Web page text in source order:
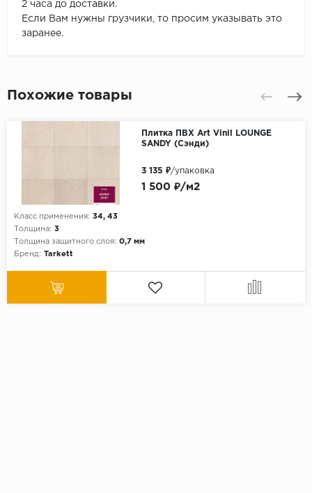
2 часа до доставки.
Если Вам нужны грузчики, то просим указывать это
заранее.
Похожие товары
Плитка ПВХ Art Vinil LOUNGE
SANDY (Сэнди)
Класс применения: 34, 43
Толщина: 3
Толщина защитного слоя: 0,7 мм
Бренд: Tarkett
1 500 ₽/м2
3 135 ₽/упаковка